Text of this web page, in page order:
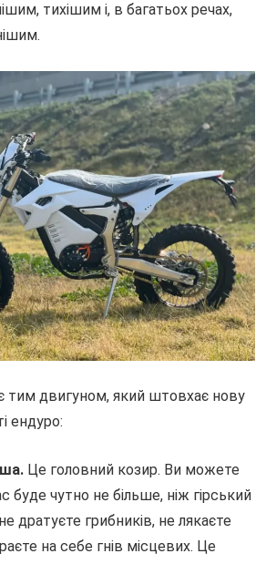
тихішим і, в багатьох речах,
тим двигуном, який штовхає нову
ендуро:
Це головний козир. Ви можете
буде чутно не більше, ніж гірський
дратуєте грибників, не лякаєте
на себе гнів місцевих. Це